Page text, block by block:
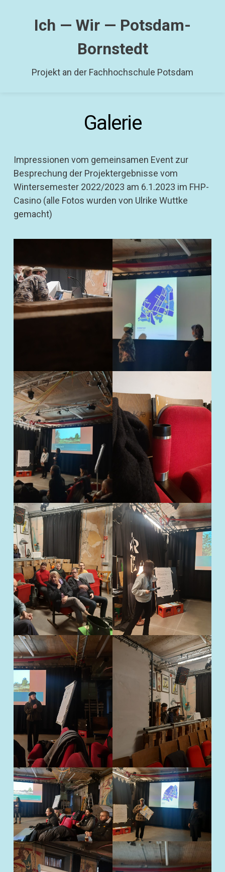
Ich — Wir — Potsdam-
Bornstedt
Projekt an der Fachhochschule Potsdam
Galerie
Impressionen vom gemeinsamen Event zur
Besprechung der Projektergebnisse vom
Wintersemester 2022/2023 am 6.1.2023 im FHP-
Casino (alle Fotos wurden von Ulrike Wuttke
gemacht)